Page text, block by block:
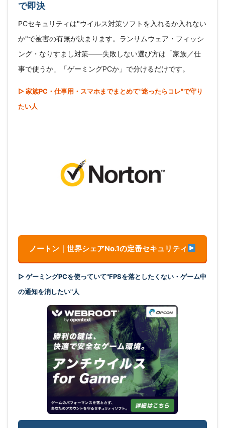
で即決
PCセキュリティは"ウイルス対策ソフトを入れるか入れない
か"で被害の有無が決まります。ランサムウェア・フィッシ
ング・なりすまし対策――失敗しない選び方は「家族／仕
事で使うか」「ゲーミングPCか」で分けるだけです。
▷ 家族PC・仕事用・スマホまでまとめて"迷ったらコレ"で守り
たい人
ノートン｜世界シェアNo.1の定番セキュリティ
▷ ゲーミングPCを使っていて"FPSを落としたくない・ゲーム中
の通知を消したい"人